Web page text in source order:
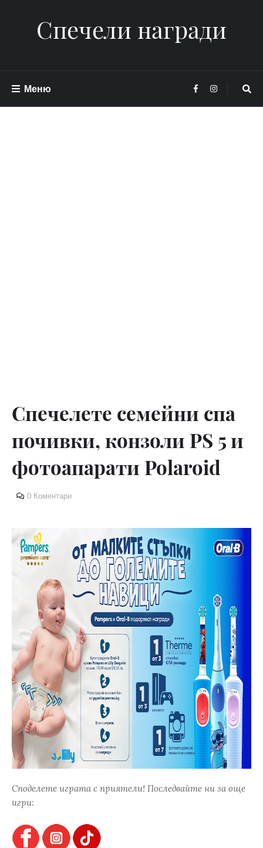
Спечели награди
Меню
Спечелете семейни спа
почивки, конзоли PS 5 и
фотоапарати Polaroid
0 Коментари
Споделете играта с приятели! Последвайте ни за още
игри: